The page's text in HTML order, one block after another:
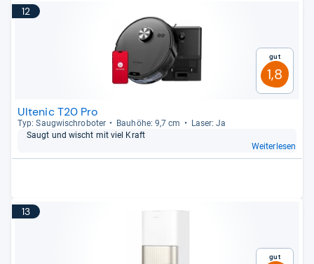
12
Gut
1,8
Ultenic T20 Pro
Typ: Saug­wisch­ro­bo­ter Bau­höhe: 9,7 cm
Laser: Ja
Saugt und wischt mit viel Kraft
Weiterlesen
13
Gut